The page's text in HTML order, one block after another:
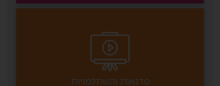
סדנאות והשתלמויות